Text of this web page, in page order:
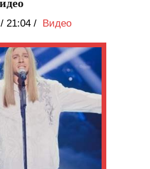
/ 21:04 / Видео